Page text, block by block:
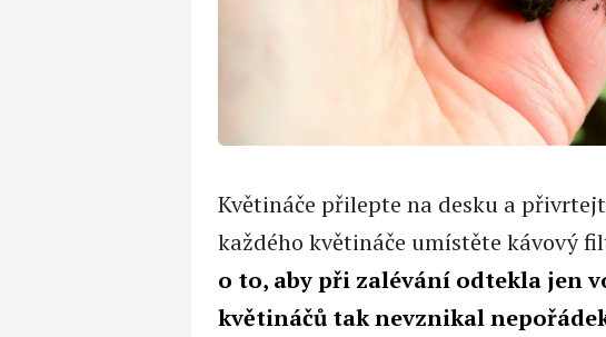
Květináče přilepte na desku a
každého květináče umístěte kávový
o to, aby při zalévání odtekla jen
květináčů tak nevznikal